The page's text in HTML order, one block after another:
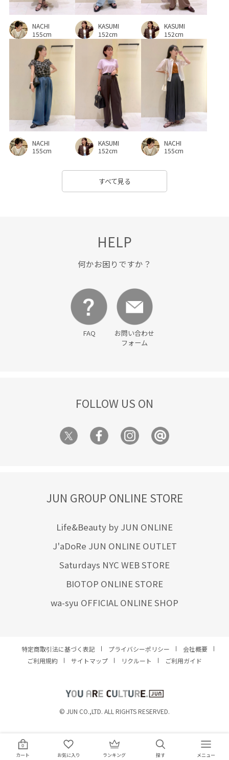
0
カート
お気に入り ランキング
スッキリ ストラップ スポーツ デニムスカート
トレンド ドライ ドライタッチ ナチュラル
ハンドバッグ バックパック バンドカラー
パール フェミニン フリル フリーサイズ
フレアスリーブ フーディー ブルゾン
プレゼント用 ヘアアクセサリー ペプラム
ボイル ポケット付き ポーチ メリハリ
モノトーン ユニセックス リュック リラックス感
ロゴプリント ワイドパンツ
ヴィンテージ感 上品 代表モデル
男女兼用 秋冬 立体感
華やか 薄手 袖口ゴム
遊び心がある 都会的 長財布
NACHI
155cm
KASUMI
152cm
KASUMI
152cm
NACHI
155cm
KASUMI
152cm
NACHI
155cm
すべて見る
HELP
何かお困りですか？
FAQ
お問い合わせ
フォーム
FOLLOW US ON
JUN GROUP ONLINE STORE
Life&Beauty by JUN ONLINE
J'aDoRe JUN ONLINE OUTLET
Saturdays NYC WEB STORE
BIOTOP ONLINE STORE
wa-syu OFFICIAL ONLINE SHOP
特定商取引法に基づく表記 プライバシーポリシー
会社概要
ご利用規約
サイトマップ リクルート ご利用ガイド
© JUN CO.,LTD. ALL RIGHTS RESERVED.